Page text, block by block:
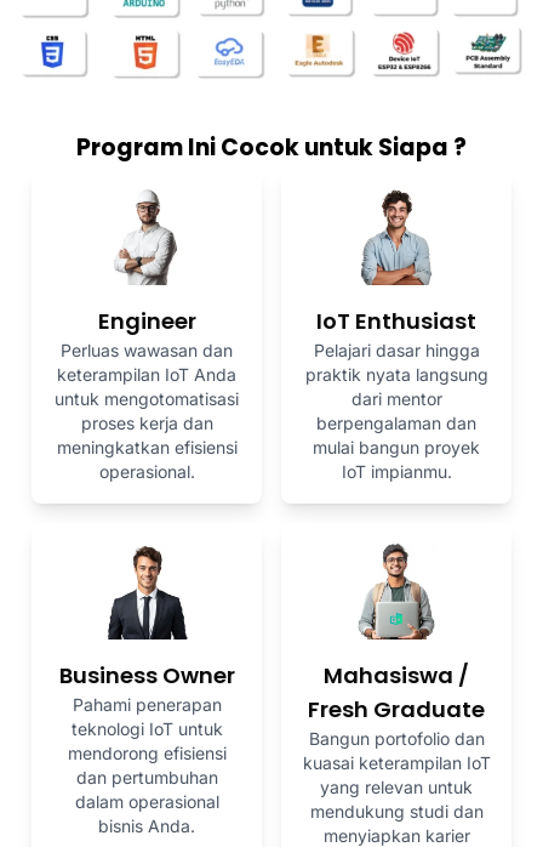
Peserta Menyelesaikan Tugas & Portofolio
PesertaInstruktur
Instruktur
Selesai
Peserta Menyelesaikan Tugas & Portofolio
Peserta
Program Ini Cocok untuk Siapa ?
Engineer
Perluas wawasan dan
keterampilan IoT Anda
untuk mengotomatisasi
proses kerja dan
meningkatkan efisiensi
operasional.
IoT Enthusiast
Pelajari dasar hingga
praktik nyata langsung
dari mentor
berpengalaman dan
mulai bangun proyek
IoT impianmu.
Business Owner
Pahami penerapan
teknologi IoT untuk
mendorong efisiensi
dan pertumbuhan
dalam operasional
bisnis Anda.
Mahasiswa /
Fresh Graduate
Bangun portofolio dan
kuasai keterampilan IoT
yang relevan untuk
mendukung studi dan
menyiapkan karier